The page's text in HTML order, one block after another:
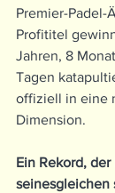
Premier-Padel-
Profititel
Jahren, 8
Tagen
offiziell in eine
Dimension.
Ein Rekord,
seinesgleichen